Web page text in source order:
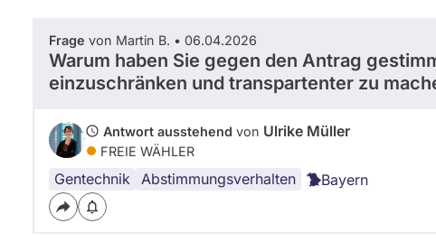
Frage von Martin B. • 06.04.2026
Warum haben Sie gegen den Antrag
einzuschränken und transpartenter zu
Antwort ausstehend von Ulrike Müller
FREIE WÄHLER
Gentechnik Abstimmungsverhalten Bayern